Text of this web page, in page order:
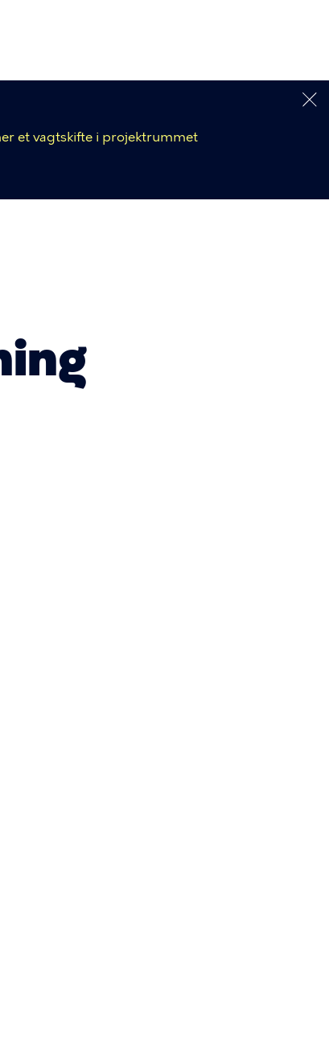
et vagtskifte i projektrummet